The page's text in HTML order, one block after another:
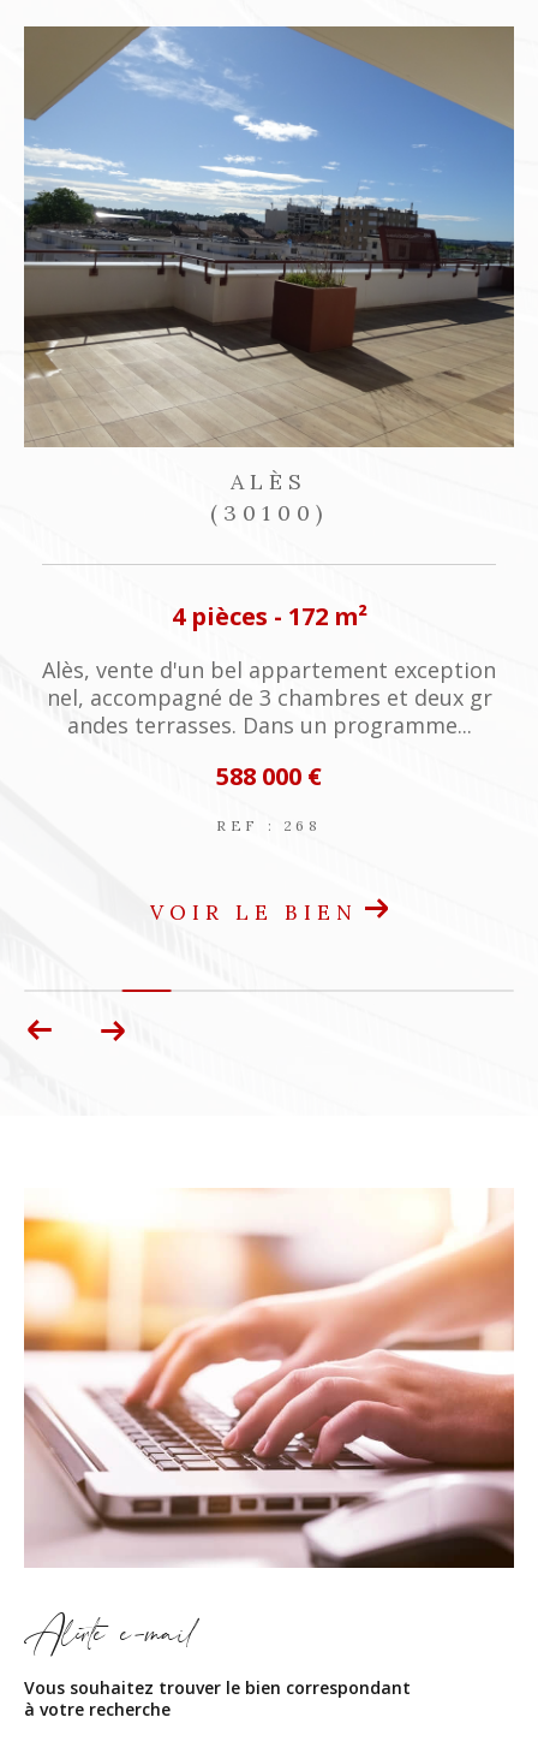
SAINT-AMBROIX
(30500)
4 pièces - 120 m²
Superbe mas de village en pierres sur trois
niveaux , grandes caves voutées, atelier, de
ux niveaux d'habitation ,...
180 000 €
REF : 5023
VOIR LE BIEN
Alerte e-mail
Vous souhaitez trouver le bien correspondant
à votre recherche